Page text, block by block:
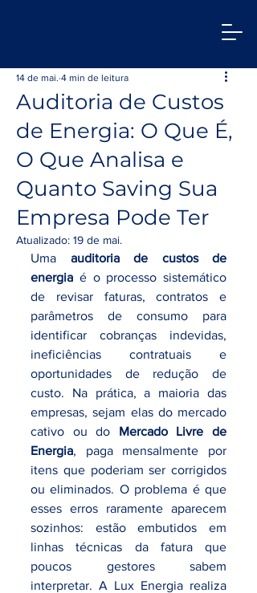
Auditoria de Custos
de Energia: O Que É,
O Que Analisa e
Quanto Saving Sua
Empresa Pode Ter
14 de mai. 4 min de leitura
Atualizado: 19 de mai.
Uma auditoria de custos de
energia é o processo sistemático
de revisar faturas, contratos e
parâmetros de consumo para
identificar cobranças indevidas,
ineficiências contratuais e
oportunidades de redução de
custo. Na prática, a maioria das
empresas, sejam elas do mercado
cativo ou do Mercado Livre de
Energia, paga mensalmente por
itens que poderiam ser corrigidos
ou eliminados. O problema é que
esses erros raramente aparecem
sozinhos: estão embutidos em
linhas técnicas da fatura que
poucos gestores sabem
interpretar. A Lux Energia realiza